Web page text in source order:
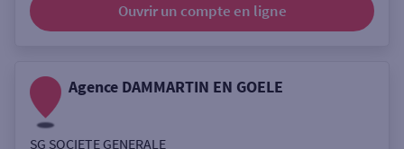
Ouverte le lundi
Ouvrir un compte en ligne
Agence DAMMARTIN EN GOELE
SG SOCIETE GENERALE